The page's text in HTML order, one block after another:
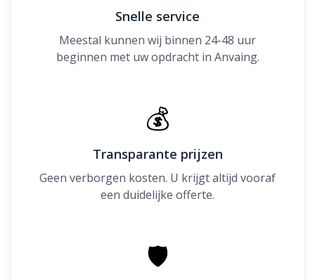
Snelle service
Meestal kunnen wij binnen 24-48 uur
beginnen met uw opdracht in Anvaing.
💰
Transparante prijzen
Geen verborgen kosten. U krijgt altijd vooraf
een duidelijke offerte.
🛡